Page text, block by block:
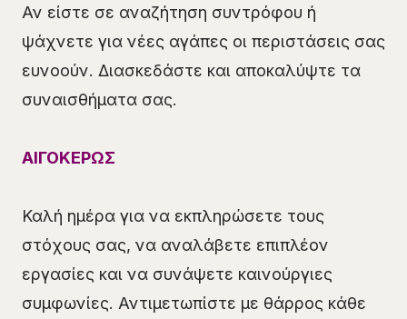
Αν είστε σε αναζήτηση συντρόφου ή
ψάχνετε για νέες αγάπες οι περιστάσεις σας
ευνοούν. Διασκεδάστε και αποκαλύψτε τα
συναισθήματα σας.
ΑΙΓΟΚΕΡΩΣ
Καλή ημέρα για να εκπληρώσετε τους
στόχους σας, να αναλάβετε επιπλέον
εργασίες και να συνάψετε καινούργιες
συμφωνίες. Αντιμετωπίστε με θάρρος κάθε